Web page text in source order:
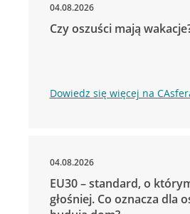
04.08.2026
Czy oszuści mają
Dowiedz się więcej na
04.08.2026
EU30 – standard, o
głośniej. Co oznacza dla